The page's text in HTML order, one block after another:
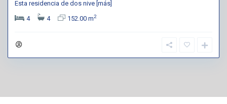
Esta residencia de dos nive [más]
4
4 152.00 m2